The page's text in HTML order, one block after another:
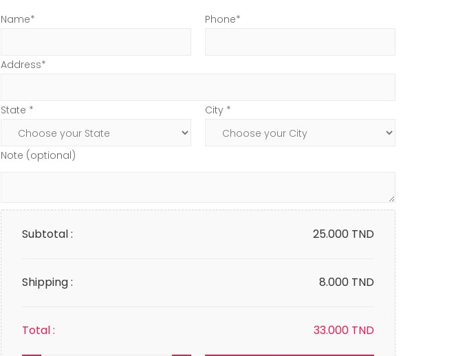
Name* Phone*
Address*
State * City *
Note (optional)
Subtotal : 25.000 TND
Shipping : 8.000 TND
Total : 33.000 TND